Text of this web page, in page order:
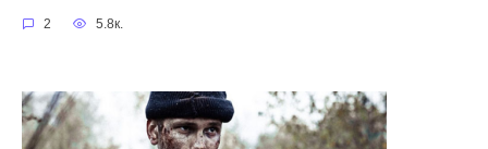
2 5.8к.